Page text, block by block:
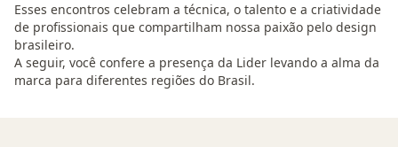
Esses encontros celebram a técnica, o talento e a criatividade
de profissionais que compartilham nossa paixão pelo design
brasileiro.
A seguir, você confere a presença da Lider levando a alma da
marca para diferentes regiões do Brasil.